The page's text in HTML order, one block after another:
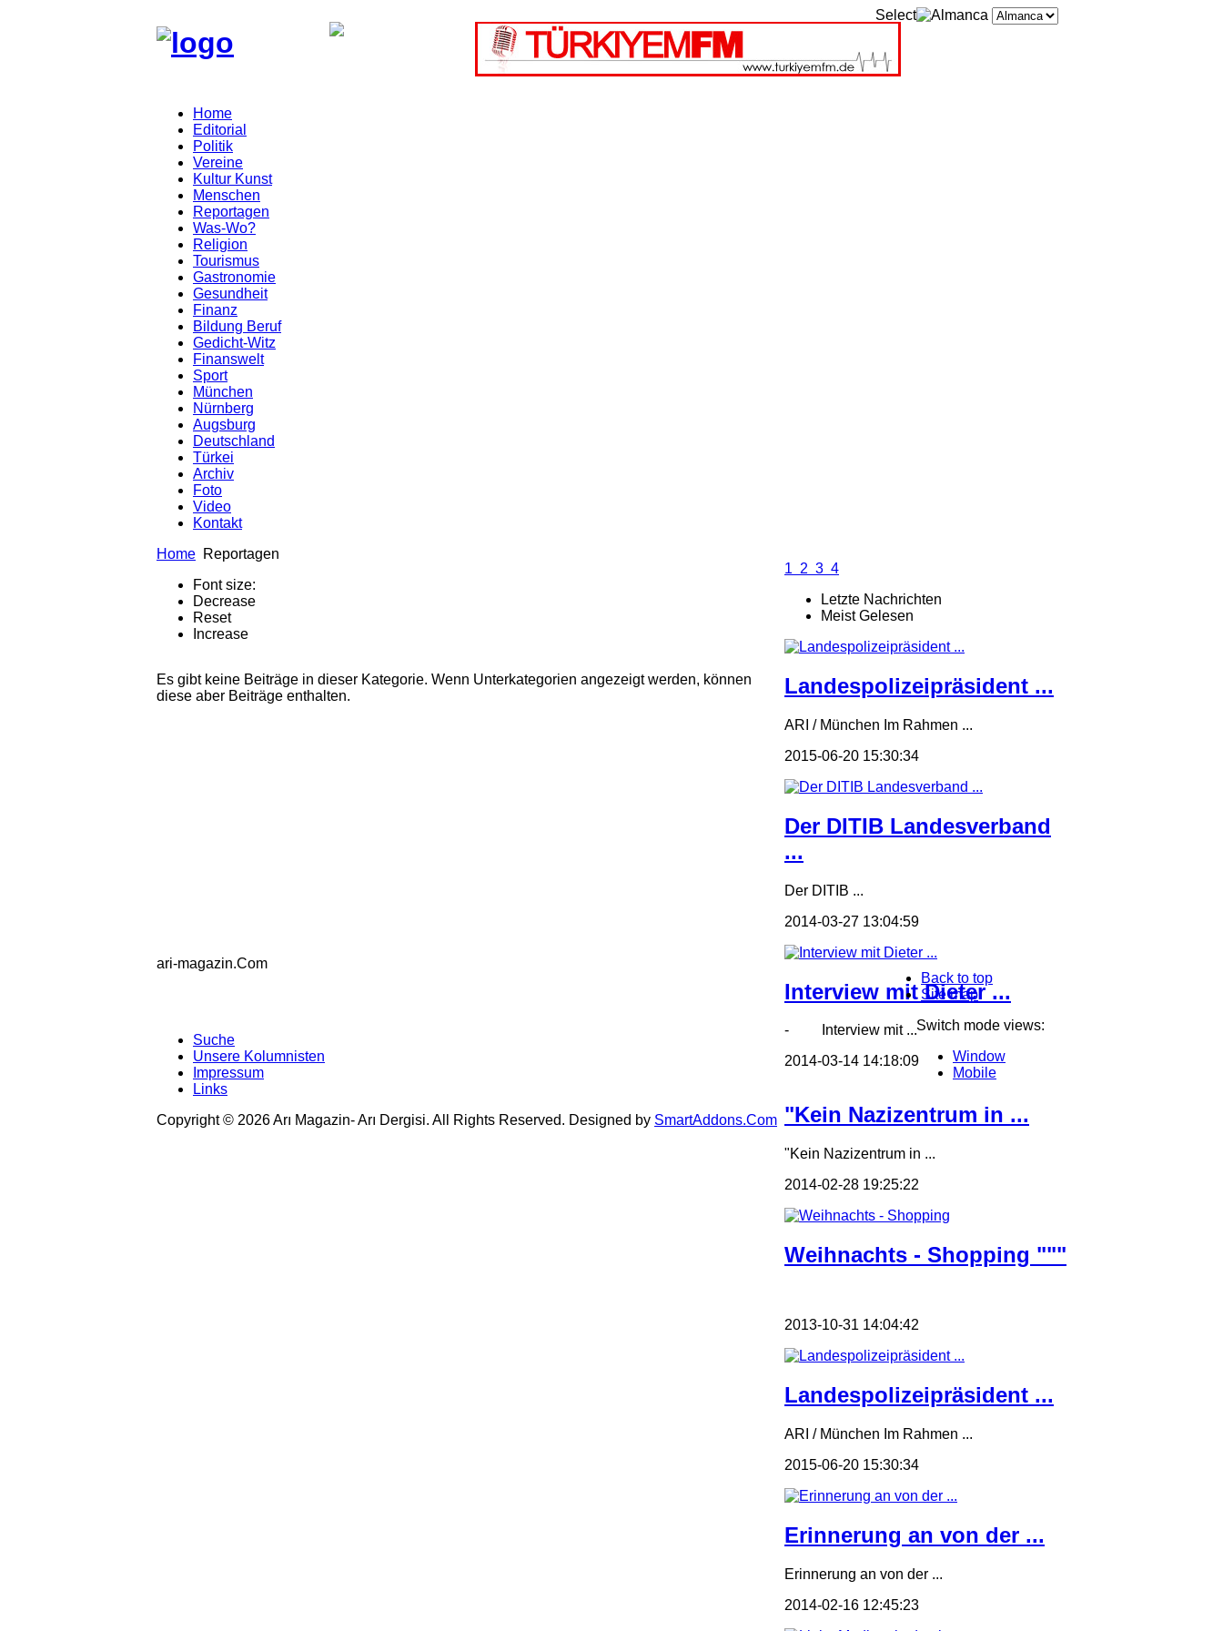
Select
Home
Editorial
Politik
Vereine
Kultur Kunst
Menschen
Reportagen
Was-Wo?
Religion
Tourismus
Gastronomie
Gesundheit
Finanz
Bildung Beruf
Gedicht-Witz
Finanswelt
Sport
München
Nürnberg
Augsburg
Deutschland
Türkei
Archiv
Foto
Video
Kontakt
Home Reportagen
Font size:
Decrease
Reset
Increase
Es gibt keine Beiträge in dieser Kategorie. Wenn Unterkategorien angezeigt werden, können
diese aber Beiträge enthalten.
1 2 3 4
Letzte Nachrichten
Meist Gelesen
Landespolizeipräsident ...
ARI / München Im Rahmen ...
2015-06-20 15:30:34
Der DITIB Landesverband
...
Der DITIB ...
2014-03-27 13:04:59
Interview mit Dieter ...
- Interview mit ...
2014-03-14 14:18:09
"Kein Nazizentrum in ...
"Kein Nazizentrum in ...
2014-02-28 19:25:22
Weihnachts - Shopping """
2013-10-31 14:04:42
Landespolizeipräsident ...
ARI / München Im Rahmen ...
2015-06-20 15:30:34
Erinnerung an von der ...
Erinnerung an von der ...
2014-02-16 12:45:23
ari-magazin.Com
Back to top
Site map
Suche
Unsere Kolumnisten
Impressum
Links
Switch mode views:
Window
Mobile
Copyright © 2026 Arı Magazin- Arı Dergisi. All Rights Reserved. Designed by SmartAddons.Com